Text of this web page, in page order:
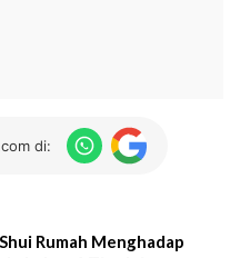
di:
Rumah Menghadap